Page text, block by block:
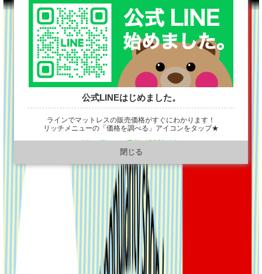
公式LINEはじめました。
ラインでマットレスの販売価格がすぐにわかります！
リッチメニューの「価格を調べる」アイコンをタップ★
閉じる